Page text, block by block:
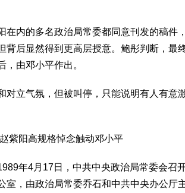
内的多名政治局常委都同意刊发的稿件
背后显然得到更高层授意。鲍彤判断，最
，由邓小平作出。
立气氛，但被叫停，只能说明有人有意
阳高规格悼念触动邓小平
年4月17日，中共中央政治局常委会召
，由政治局常委乔石和中共中央办公厅